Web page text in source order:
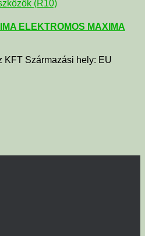
(R10)
ELEKTROMOS MAXIMA
KFT Származási hely: EU